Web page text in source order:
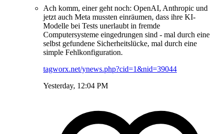
Ach komm, einer geht noch: OpenAI, Anthropic und
jetzt auch Meta mussten einräumen, dass ihre KI-
Modelle bei Tests unerlaubt in fremde
Computersysteme eingedrungen sind - mal durch eine
selbst gefundene Sicherheitslücke, mal durch eine
simple Fehlkonfiguration.
tagworx.net/ynews.php?cid=1&nid=39044
Yesterday, 12:04 PM